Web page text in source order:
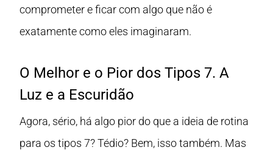
comprometer e ficar com algo que não é
exatamente como eles imaginaram.
O Melhor e o Pior dos Tipos 7. A
Luz e a Escuridão
Agora, sério, há algo pior do que a ideia de rotina
para os tipos 7? Tédio? Bem, isso também. Mas